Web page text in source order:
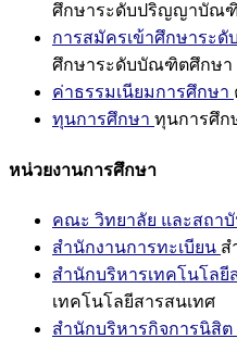
ศึกษาระดับปริญญาบัณ
การสมัครเข้าศึกษาระ
ศึกษาระดับบัณฑิตศึกษา
ค่าธรรมเนียมการศึกษา
ทุนการศึกษา ทุนการศึก
หน่วยงานการศึกษา
คณะ วิทยาลัย และสถา
สำนักงานการทะเบียน ส
สำนักบริหารเทคโนโลยี
เทคโนโลยีสารสนเทศ
สำนักบริหารกิจการนิสิต